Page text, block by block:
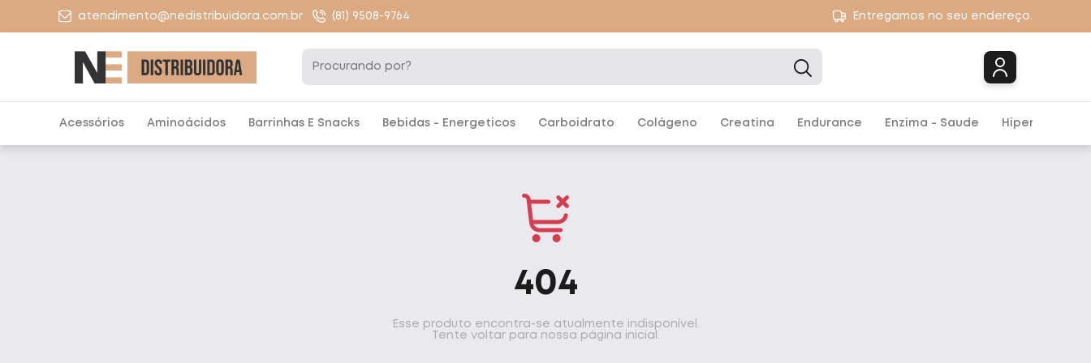
atendimento@nedistribuidora.com.br (81) 9508-9764 Entregamos no seu endereço.
Acessórios Aminoácidos Barrinhas E Snacks Bebidas - Energeticos Carboidrato Colágeno Creatina Endurance Enzima - Saude Hipercalórico
404
Esse produto encontra-se atualmente indisponível.
Tente voltar para nossa página inicial.